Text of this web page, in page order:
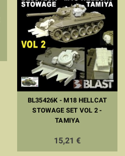
BL35426K - M18 HELLCAT
STOWAGE SET VOL 2 -
TAMIYA
15,21 €